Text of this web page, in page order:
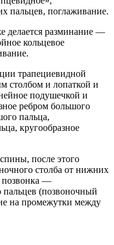
пальцев, поглаживание.
разминание —
кольцевое
трапециевидной
столбом и лопаткой и
подушечкой и
ребром большого
пальца,
кругообразное
после этого
столба от нижних
позвонка —
(позвоночный
на промежутки между